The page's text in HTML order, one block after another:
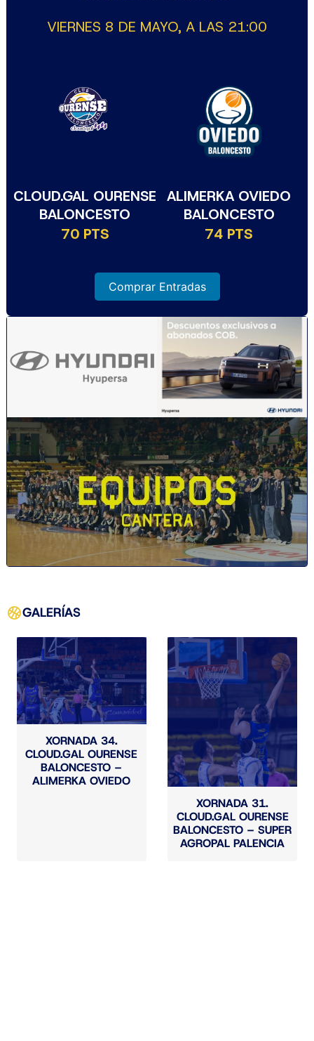
VIERNES 8 DE MAYO, A LAS 21:00
CLOUD.GAL OURENSE
BALONCESTO
70 PTS
ALIMERKA OVIEDO
BALONCESTO
74 PTS
Comprar Entradas
GALERÍAS
XORNADA 34.
CLOUD.GAL OURENSE
BALONCESTO –
ALIMERKA OVIEDO
XORNADA 31.
CLOUD.GAL OURENSE
BALONCESTO – SUPER
AGROPAL PALENCIA